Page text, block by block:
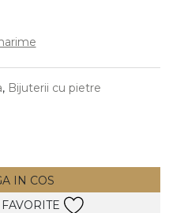
Vezi toate
, Bijuterii cu pietre
IN COS